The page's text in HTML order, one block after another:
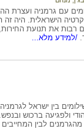
עם גרמניה ועצרת
הישראלית. היה זה
רבות את תנועת
/למידע מלא...
הסכם שילומים בין
ולפגיעה ברכוש
לבין